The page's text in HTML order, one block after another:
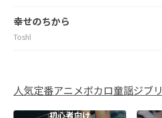
幸せのちから
Toshl
人気定番アニメボカロ童謡ジブリ
初心者向け